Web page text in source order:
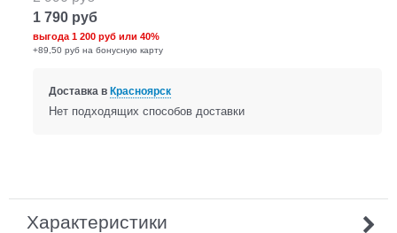
1 790 руб
выгода1 200 руб или40%
+89,50 руб на бонусную карту
Доставка в Красноярск
Нет подходящих способов доставки
Характеристики